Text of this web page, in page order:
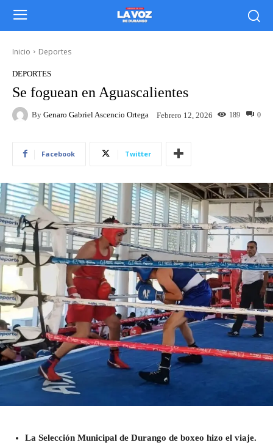
Inicio Deportes
DEPORTES
Se foguean en Aguascalientes
By Genaro Gabriel Ascencio Ortega Febrero 12, 2026 0
189
Facebook Twitter
La Selección Municipal de Durango de boxeo hizo el viaje.